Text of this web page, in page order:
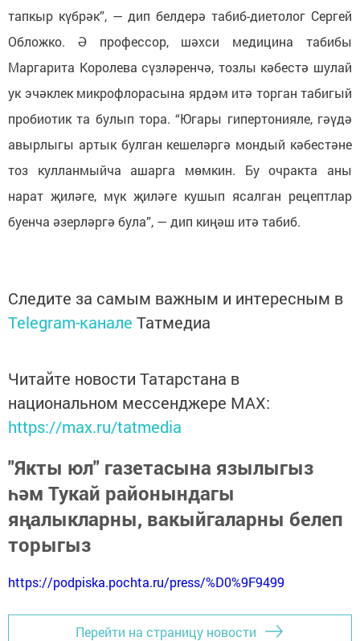
тапкыр күбрәк”, — дип белдерә табиб-диетолог Сергей
Обложко. Ә профессор, шәхси медицина табибы
Маргарита Королева сүзләренчә, тозлы кәбестә шулай
ук эчәклек микрофлорасына ярдәм итә торган табигый
пробиотик та булып тора. “Югары гипертонияле, гәүдә
авырлыгы артык булган кешеләргә мондый кәбестәне
тоз кулланмыйча ашарга мөмкин. Бу очракта аны
нарат җиләге, мүк җиләге кушып ясалган рецептлар
буенча әзерләргә була”, — дип киңәш итә табиб.
Следите за самым важным и интересным в
Telegram-канале Татмедиа
Читайте новости Татарстана в
национальном мессенджере MАХ:
https://max.ru/tatmedia
"Якты юл" газетасына язылыгыз
һәм Тукай районындагы
яңалыкларны, вакыйгаларны белеп
торыгыз
https://podpiska.pochta.ru/press/%D0%9F9499
Перейти на страницу новости